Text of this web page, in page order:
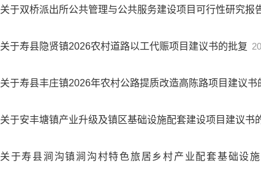
关于双桥派出所公共管理与公共服务建设项目可行性研究报
关于寿县隐贤镇2026农村道路以工代赈项目建议书的批复
关于寿县丰庄镇2026年农村公路提质改造高陈路项目建议书
关于安丰塘镇产业升级及镇区基础设施配套建设项目建议书
关于寿县涧沟镇涧沟村特色旅居乡村产业配套基础设